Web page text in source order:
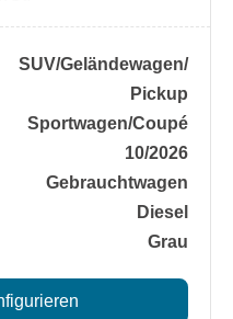
SUV/​Geländewagen/​
Pickup
Sportwagen/​Coupé
10/2026
Gebrauchtwagen
Diesel
Grau